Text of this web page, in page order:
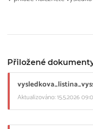
Přiložené
Aktualizováno: 15.5.2026